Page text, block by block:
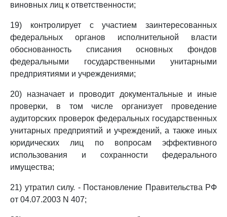
виновных лиц к ответственности;
19) контролирует с участием заинтересованных
федеральных органов исполнительной власти
обоснованность списания основных фондов
федеральными государственными унитарными
предприятиями и учреждениями;
20) назначает и проводит документальные и иные
проверки, в том числе организует проведение
аудиторских проверок федеральных государственных
унитарных предприятий и учреждений, а также иных
юридических лиц по вопросам эффективного
использования и сохранности федерального
имущества;
21) утратил силу. - Постановление Правительства РФ
от 04.07.2003 N 407;